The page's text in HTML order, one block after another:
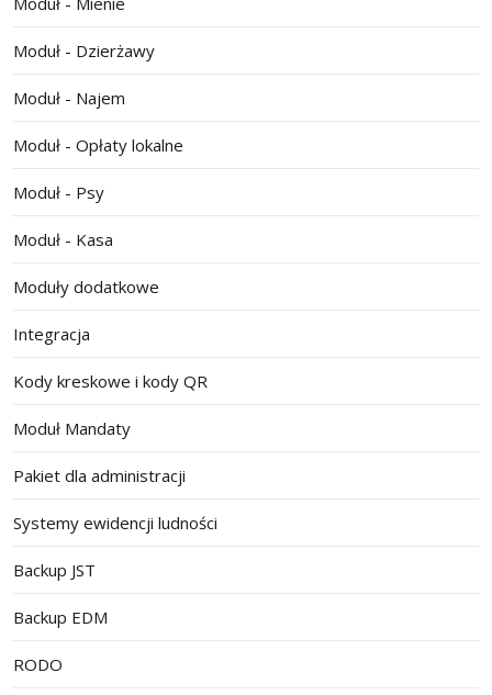
Moduł - Dzierżawy
Moduł - Najem
Moduł - Opłaty lokalne
Moduł - Psy
Moduł - Kasa
Moduły dodatkowe
Integracja
Kody kreskowe i kody QR
Moduł Mandaty
Pakiet dla administracji
Systemy ewidencji ludności
Backup JST
Backup EDM
RODO